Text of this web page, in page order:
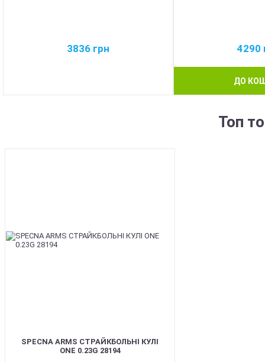
3836 грн 4290
ДО
Топ
SPECNA ARMS СТРАЙКБОЛЬНІ КУЛІ
ONE 0.23G 28194